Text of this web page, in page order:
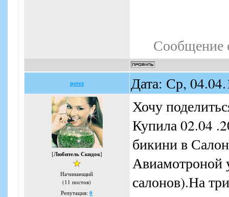
Сообщение
perez Дата: Ср,
[Любитель Скидок]
Начинающий
(11 постов)
Репутация:0
Хочу
Купила 02.04
бикини в
Авиамотроной
салонов).На